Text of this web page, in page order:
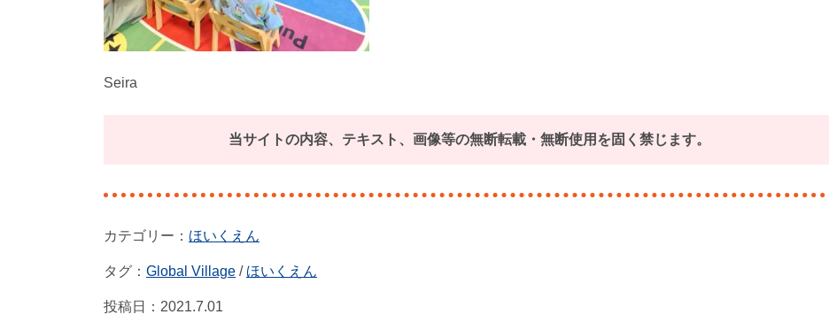
Seira
当サイトの内容、テキスト、画像等の無断転載・無断使用を固く禁じます。
ほいくえん
タグ： Global Village / ほいくえん
投稿日： 2021.7.01